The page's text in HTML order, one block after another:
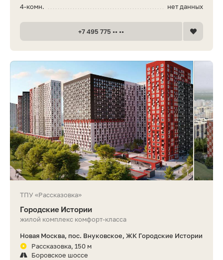
нет данных
4-комн.
+7 495 775 •• ••
ТПУ «Рассказовка»
Городские Истории
жилой комплекс комфорт-класса
Новая Москва, пос. Внуковское, ЖК Городские Истории
Рассказовка, 150 м
Боровское шоссе